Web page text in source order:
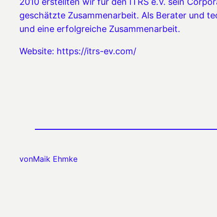
geschätzte Zusammenarbeit. Als Berater und
und eine erfolgreiche Zusammenarbeit.
Website: https://itrs-ev.com/
vonMaik Ehmke